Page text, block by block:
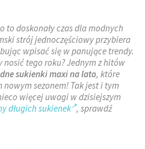
to doskonały czas dla modnych
strój jednoczęściowy przybiera
wpisać się w panujące trendy.
nosić tego roku? Jednym z hitów
sukienki maxi na lato, które
sezonem! Tak jest i tym
więcej uwagi w dzisiejszym
długich sukienek , sprawdź